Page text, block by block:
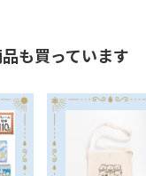
も買っています